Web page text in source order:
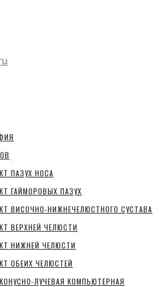
КТ ПАЗУХ НОСА
КТ ГАЙМОРОВЫХ ПАЗУХ
КТ ВИСОЧНО-НИЖНЕЧЕЛЮСТНОГО СУСТАВА
КТ ВЕРХНЕЙ ЧЕЛЮСТИ
КТ НИЖНЕЙ ЧЕЛЮСТИ
КТ ОБЕИХ ЧЕЛЮСТЕЙ
КОНУСНО-ЛУЧЕВАЯ КОМПЬЮТЕРНАЯ